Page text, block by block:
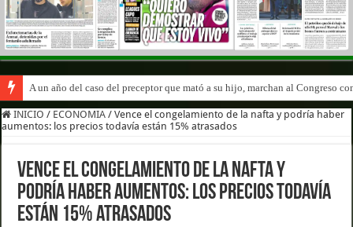
A un año del caso del preceptor que mató a su hijo, marchan al Congreso
INICIO / ECONOMIA / Vence el congelamiento de la nafta y podría haber
aumentos: los precios todavía están 15% atrasados
Vence el congelamiento de la nafta y
podría haber aumentos: los precios todavía
están 15% atrasados